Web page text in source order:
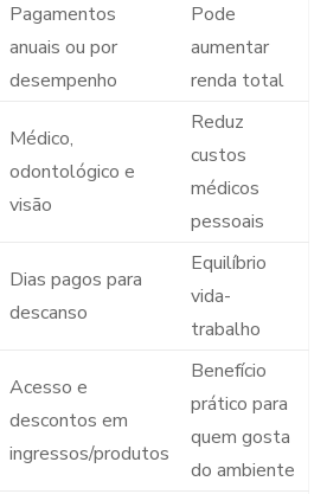
Pagamentos
anuais ou por
desempenho
Pode
aumentar
renda total
Médico,
odontológico e
visão
Reduz
custos
médicos
pessoais
Dias pagos para
descanso
Equilíbrio
vida-
trabalho
Acesso e
descontos em
ingressos/produtos
Benefício
prático para
quem gosta
do ambiente